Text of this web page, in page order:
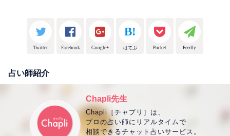
Twitter Facebook Google+ はてぶ Pocket Feedly
占い師紹介
Chapli先生
Chapli［チャプリ］は、
プロの占い師にリアルタイムで
相談できるチャット占いサービス。